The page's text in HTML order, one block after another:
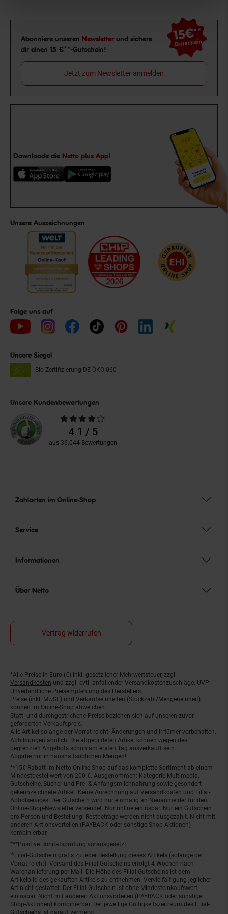
Newsletter Anmeldung
Abonniere unseren Newsletter und sichere
dir einen 15 €**-Gutschein!
15€**
Gutschein
Jetzt zum Newsletter anmelden
Downloade die Netto plus App!
Unsere Auszeichnungen
Folge uns auf
Unsere Siegel
Bio Zertifizierung DE-ÖKO-060
Unsere Kundenbewertungen
Durchschnittliche
Bewertungen4.1 / 5
aus 36.044 Bewertungen
Zahlarten im Online-Shop
Service
Informationen
Über Netto
Vertrag widerrufen
Fußnoten
*Alle Preise in Euro (€) inkl. gesetzlicher Mehrwertsteuer, zzgl.
Versandkosten und zzgl. evtl. anfallender Versandkostenzuschläge. UVP:
Unverbindliche Preisempfehlung des Herstellers.
Preise (inkl. MwSt.) und Verkaufseinheiten (Stückzahl/Mengeneinheit)
können im Online-Shop abweichen.
Statt- und durchgestrichene Preise beziehen sich auf unseren zuvor
geforderten Verkaufspreis.
Alle Artikel solange der Vorrat reicht! Änderungen und Irrtümer vorbehalten.
Abbildungen ähnlich. Die abgebildeten Artikel können wegen des
begrenzten Angebots schon am ersten Tag ausverkauft sein.
Abgabe nur in haushaltsüblichen Mengen!
**15€ Rabatt im Netto Online-Shop auf das komplette Sortiment ab einem
Mindestbestellwert von 200 €. Ausgenommen: Kategorie Multimedia,
Gutscheine, Bücher und Pre- & Anfangsmilchnahrung sowie gesondert
gekennzeichnete Artikel. Keine Anrechnung auf Versandkosten und Filial-
Abholservices. Der Gutschein wird nur einmalig an Neuanmelder für den
Online-Shop-Newsletter versendet. Nur online einlösbar. Nur ein Gutschein
pro Person und Bestellung. Restbeträge werden nicht ausgezahlt. Nicht mit
anderen Aktionsvorteilen (PAYBACK oder sonstige Shop-Aktionen)
kombinierbar.
***Positive Bonitätsprüfung vorausgesetzt
²⁰Filial-Gutschein gratis zu jeder Bestellung dieses Artikels (solange der
Vorrat reicht). Versand des Filial-Gutscheins erfolgt 4 Wochen nach
Warenanlieferung per Mail. Die Höhe des Filial-Gutscheins ist dem
Artikelbild des gekauften Artikels zu entnehmen. Vervielfältigung jeglicher
Art nicht gestattet. Der Filial-Gutschein ist ohne Mindesteinkaufswert
einlösbar. Nicht mit anderen Aktionsvorteilen (PAYBACK oder sonstige
Shop-Aktionen) kombinierbar. Der jeweilige Gültigkeitszeitraum des Filial-
Gutscheins ist darauf vermerkt.